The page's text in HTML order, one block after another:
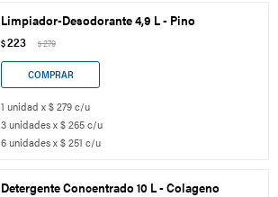
Limpiador-Desodorante 4,9 L - Pino
$223 $279
1 unidad x $ 279 c/u
3 unidades x $ 265 c/u
6 unidades x $ 251 c/u
Detergente Concentrado 10 L - Colageno